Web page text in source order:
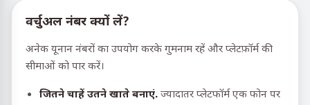
वर्चुअल नंबर क्यों लें?
अनेक यूनान नंबरों का उपयोग करके गुमनाम रहें और प्लेटफ़ॉर्म की
सीमाओं को पार करें।
जितने चाहें उतने खाते बनाएं. ज्यादातर प्लेटफॉर्म एक फोन पर